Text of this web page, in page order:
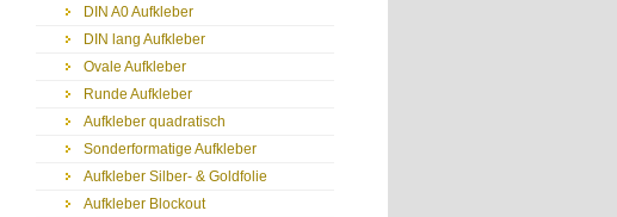
DIN A0 Aufkleber
DIN lang Aufkleber
Ovale Aufkleber
Runde Aufkleber
Aufkleber quadratisch
Sonderformatige Aufkleber
Aufkleber Silber- & Goldfolie
Aufkleber Blockout